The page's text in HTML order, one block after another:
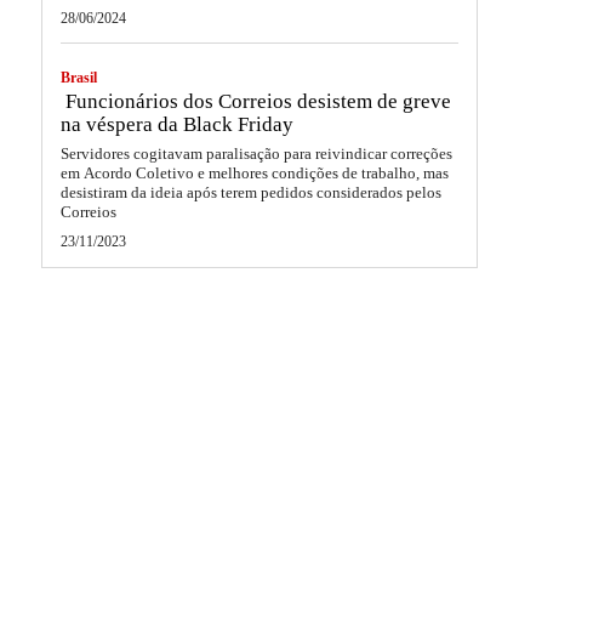
28/06/2024
Brasil
Funcionários dos Correios desistem de greve
na véspera da Black Friday
Servidores cogitavam paralisação para reivindicar correções
em Acordo Coletivo e melhores condições de trabalho, mas
desistiram da ideia após terem pedidos considerados pelos
Correios
23/11/2023